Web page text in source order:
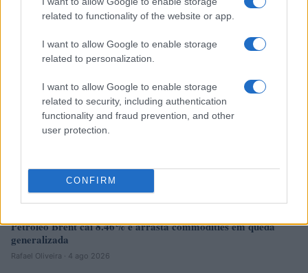
related to functionality of the website or app.
I want to allow Google to enable storage
related to personalization.
I want to allow Google to enable storage
related to security, including authentication
functionality and fraud prevention, and other
user protection.
CONFIRM
Rafael Oliveira · 4 ago 2026
Petróleo Brent cai 8.46% e arrasta commodities em queda
generalizada
Rafael Oliveira · 4 ago 2026